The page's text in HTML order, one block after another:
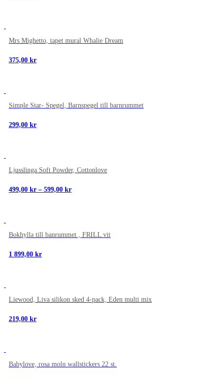
Mrs Mighetto, tapet mural Whalie Dream
375,00 kr
Simple Star- Spegel, Barnspegel till barnrummet
299,00 kr
Ljusslinga Soft Powder, Cottonlove
499,00 kr – 599,00 krPrisintervall:
Bokhylla till banrummet , FRILL vit
1 899,00 kr
Liewood, Liva silikon sked 4-pack, Eden multi mix
219,00 kr
Babylove, rosa moln wallstickers 22 st.